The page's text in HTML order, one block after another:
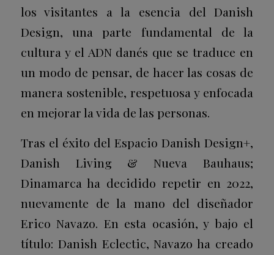
los visitantes a la esencia del Danish
Design, una parte fundamental de la
cultura y el ADN danés que se traduce en
un modo de pensar, de hacer las cosas de
manera sostenible, respetuosa y enfocada
en mejorar la vida de las personas.
Tras el éxito del Espacio Danish Design+,
Danish Living & Nueva Bauhaus;
Dinamarca ha decidido repetir en 2022,
nuevamente de la mano del diseñador
Erico Navazo. En esta ocasión, y bajo el
título: Danish Eclectic, Navazo ha creado